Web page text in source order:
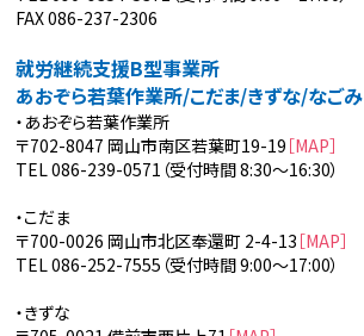
FAX 086-237-2306
就労継続支援B型事業所
あおぞら若葉作業所/こだま/きずな/なごみ
・あおぞら若葉作業所
〒702-8047 岡山市南区若葉町19-19 ［MAP］
TEL 086-239-0571（受付時間 8:30～16:30）
・こだま
〒700-0026 岡山市北区奉還町 2-4-13 ［MAP］
TEL 086-252-7555（受付時間 9:00～17:00）
・きずな